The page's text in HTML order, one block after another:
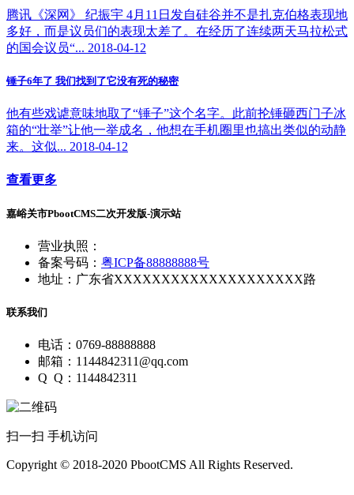
腾讯《深网》 纪振宇 4月11日发自硅谷并不是扎克伯格表现地
多好，而是议员们的表现太差了。在经历了连续两天马拉松式
的国会议员“... 2018-04-12
锤子6年了 我们找到了它没有死的秘密
他有些戏谑意味地取了“锤子”这个名字。此前抡锤砸西门子冰
箱的“壮举”让他一举成名，他想在手机圈里也搞出类似的动静
来。这似... 2018-04-12
查看更多
嘉峪关市PbootCMS二次开发版-演示站
营业执照：
备案号码： 粤ICP备88888888号
地址：广东省XXXXXXXXXXXXXXXXXXXX路
联系我们
电话：0769-88888888
邮箱：1144842311@qq.com
Q Q：1144842311
扫一扫 手机访问
Copyright © 2018-2020 PbootCMS All Rights Reserved.